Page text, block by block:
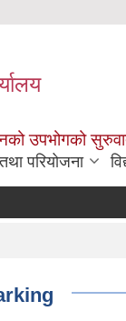
उपभोगको
परियोजना